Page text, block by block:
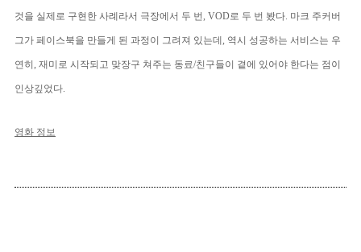
것을 실제로 구현한 사례라서 극장에서 두 번, VOD로 두 번 봤다. 마크 주커버
그가 페이스북을 만들게 된 과정이 그려져 있는데, 역시 성공하는 서비스는 우
연히, 재미로 시작되고 맞장구 쳐주는 동료/친구들이 곁에 있어야 한다는 점이
인상깊었다.
영화 정보